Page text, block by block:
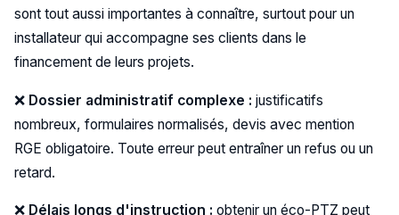
sont tout aussi importantes à connaître, surtout pour un
installateur qui accompagne ses clients dans le
financement de leurs projets.
❌ Dossier administratif complexe : justificatifs
nombreux, formulaires normalisés, devis avec mention
RGE obligatoire. Toute erreur peut entraîner un refus ou un
retard.
❌ Délais longs d'instruction : obtenir un éco-PTZ peut